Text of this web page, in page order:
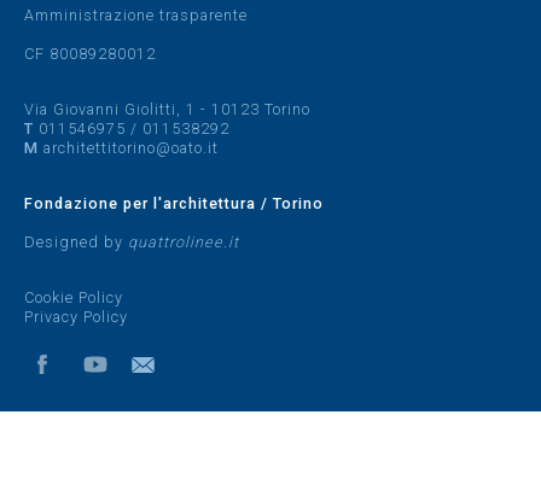
Amministrazione trasparente
CF 80089280012
Via Giovanni Giolitti, 1 - 10123 Torino
T 011546975 / 011538292
M architettitorino@oato.it
Fondazione per l'architettura / Torino
Designed by quattrolinee.it
Cookie Policy
Privacy Policy